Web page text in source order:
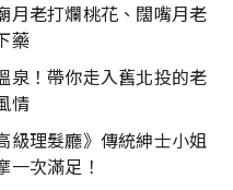
月老打爛桃花、闊嘴月老
藥
泉！帶你走入舊北投的老
情
級理髮廳》傳統紳士小姐
一次滿足！